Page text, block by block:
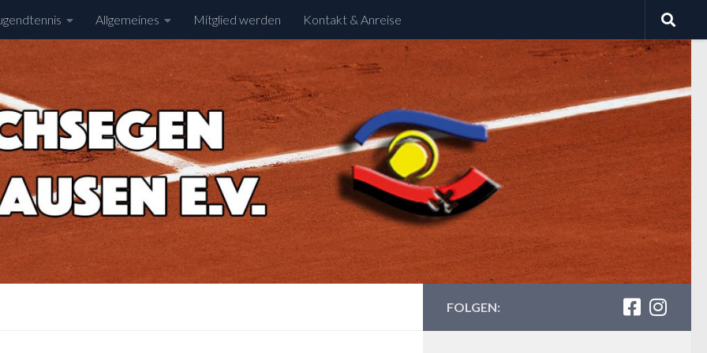
Allgemeines Mitglied werden Kontakt & Anreise
FOLGEN: